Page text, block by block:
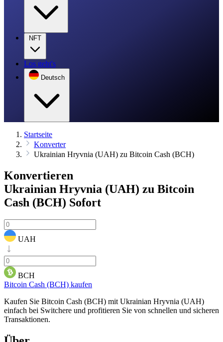
NFT
Los geht's
Deutsch
Startseite
Konverter
Ukrainian Hryvnia (UAH) zu Bitcoin Cash (BCH)
Konvertieren
Ukrainian Hryvnia (UAH) zu Bitcoin
Cash (BCH) Sofort
UAH
BCH
Bitcoin Cash (BCH) kaufen
Kaufen Sie Bitcoin Cash (BCH) mit Ukrainian Hryvnia (UAH)
einfach bei Switchere und profitieren Sie von schnellen und sicheren
Transaktionen.